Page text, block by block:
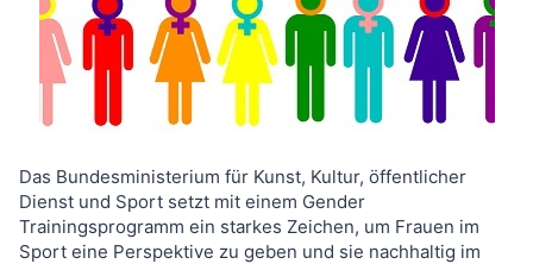
Das Bundesministerium für Kunst, Kultur, öffentlicher
Dienst und Sport setzt mit einem Gender
Trainingsprogramm ein starkes Zeichen, um Frauen im
Sport eine Perspektive zu geben und sie nachhaltig im